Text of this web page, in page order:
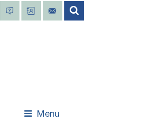
Menu